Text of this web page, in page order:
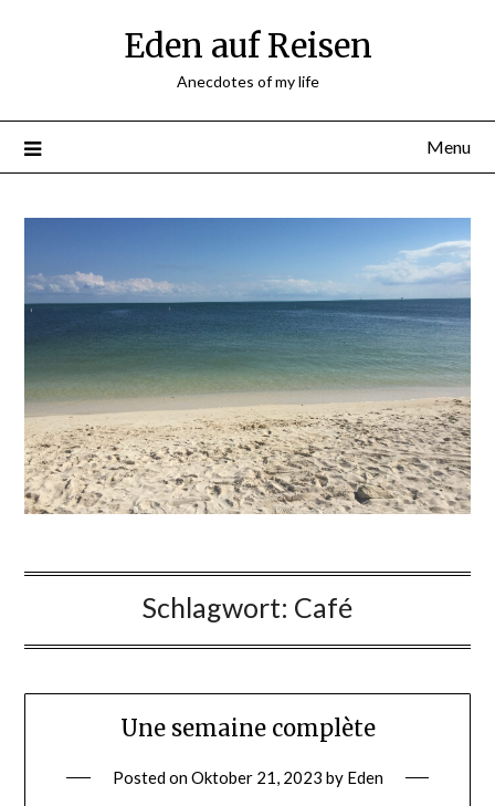
Eden auf Reisen
Anecdotes of my life
Menu
Schlagwort: Café
Une semaine complète
Posted onOktober 21, 2023 by Eden